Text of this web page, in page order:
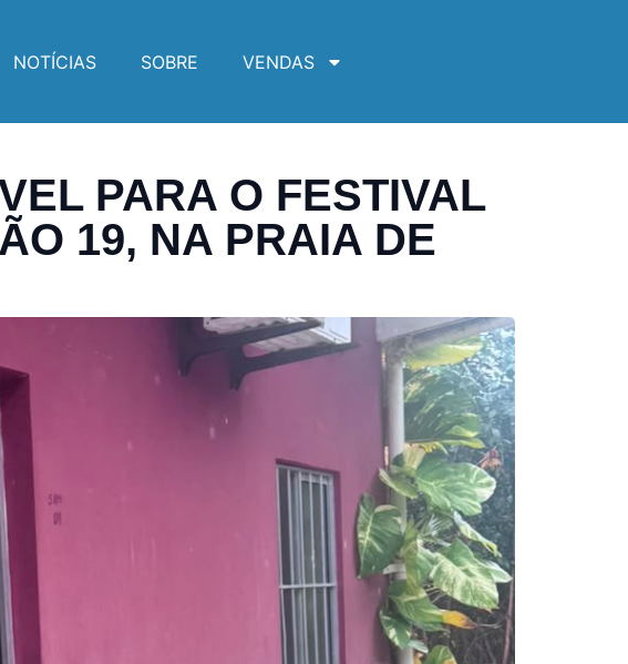
NOTÍCIAS SOBRE VENDAS
PARA O FESTIVAL
19, NA PRAIA DE